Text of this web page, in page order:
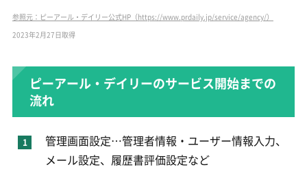
参照元：ピーアール・デイリー公式HP（https://www.prdaily.jp/service/agency/）
2023年2月27日取得
ピーアール・デイリーのサービス開始までの
流れ
管理画面設定…管理者情報・ユーザー情報入力、
メール設定、履歴書評価設定など